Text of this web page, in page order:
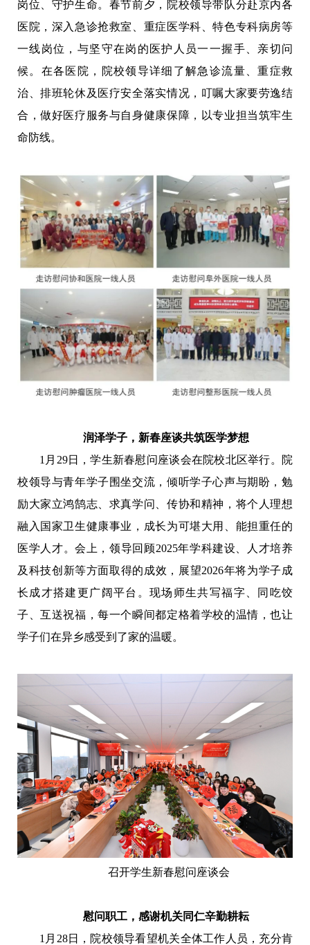
岗位、守护生命。春节前夕，院校领导带队分赴京内各
医院，深入急诊抢救室、重症医学科、特色专科病房等
一线岗位，与坚守在岗的医护人员一一握手、亲切问
候。在各医院，院校领导详细了解急诊流量、重症救
治、排班轮休及医疗安全落实情况，叮嘱大家要劳逸结
合，做好医疗服务与自身健康保障，以专业担当筑牢生
命防线。
润泽学子，新春座谈共筑医学梦想
1月29日，学生新春慰问座谈会在院校北区举行。院
校领导与青年学子围坐交流，倾听学子心声与期盼，勉
励大家立鸿鹄志、求真学问、传协和精神，将个人理想
融入国家卫生健康事业，成长为可堪大用、能担重任的
医学人才。会上，领导回顾2025年学科建设、人才培养
及科技创新等方面取得的成效，展望2026年将为学子成
长成才搭建更广阔平台。现场师生共写福字、同吃饺
子、互送祝福，每一个瞬间都定格着学校的温情，也让
学子们在异乡感受到了家的温暖。
召开学生新春慰问座谈会
慰问职工，感谢机关同仁辛勤耕耘
1月28日，院校领导看望机关全体工作人员，充分肯